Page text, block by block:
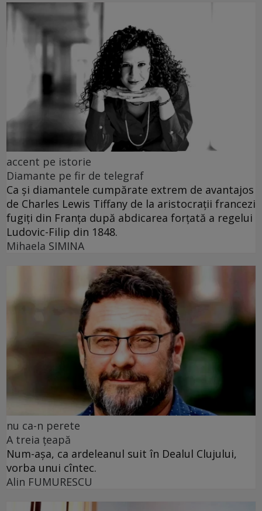
accent pe istorie
Diamante pe fir de telegraf
Ca și diamantele cumpărate extrem de avantajos
de Charles Lewis Tiffany de la aristocrații francezi
fugiți din Franța după abdicarea forțată a regelui
Ludovic-Filip din 1848.
Mihaela SIMINA
nu ca-n perete
A treia țeapă
Num-așa, ca ardeleanul suit în Dealul Clujului,
vorba unui cîntec.
Alin FUMURESCU